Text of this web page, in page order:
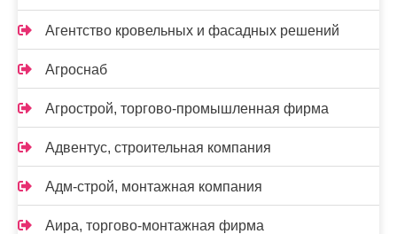
Агентство кровельных и фасадных решений
Агроснаб
Агрострой, торгово-промышленная фирма
Адвентус, строительная компания
Адм-строй, монтажная компания
Аира, торгово-монтажная фирма